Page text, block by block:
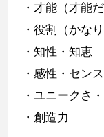
・才能（才能
・役割（かな
・知性・知恵
・感性・セン
・ユニークさ
・創造力